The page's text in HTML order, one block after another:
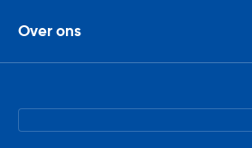
Over ons